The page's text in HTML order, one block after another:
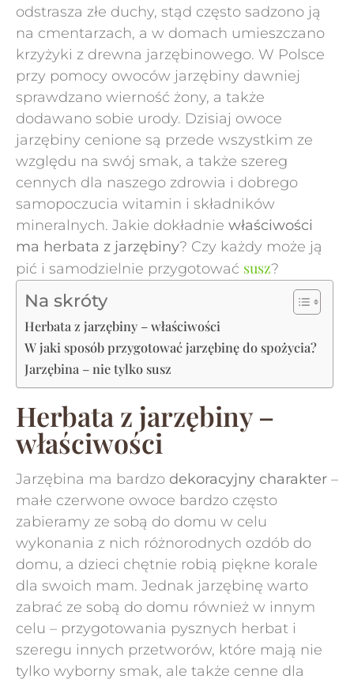
odstrasza złe duchy, stąd często sadzono ją
na cmentarzach, a w domach umieszczano
krzyżyki z drewna jarzębinowego. W Polsce
przy pomocy owoców jarzębiny dawniej
sprawdzano wierność żony, a także
dodawano sobie urody. Dzisiaj owoce
jarzębiny cenione są przede wszystkim ze
względu na swój smak, a także szereg
cennych dla naszego zdrowia i dobrego
samopoczucia witamin i składników
mineralnych. Jakie dokładnie właściwości
ma herbata z jarzębiny? Czy każdy może ją
pić i samodzielnie przygotować susz?
Na skróty
Herbata z jarzębiny – właściwości
W jaki sposób przygotować jarzębinę do spożycia?
Jarzębina – nie tylko susz
Herbata z jarzębiny –
właściwości
Jarzębina ma bardzo dekoracyjny charakter –
małe czerwone owoce bardzo często
zabieramy ze sobą do domu w celu
wykonania z nich różnorodnych ozdób do
domu, a dzieci chętnie robią piękne korale
dla swoich mam. Jednak jarzębinę warto
zabrać ze sobą do domu również w innym
celu – przygotowania pysznych herbat i
szeregu innych przetworów, które mają nie
tylko wyborny smak, ale także cenne dla